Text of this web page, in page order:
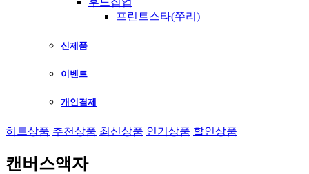
프린트스타(쭈리)
신제품
이벤트
개인결제
히트상품 추천상품 최신상품 인기상품 할인상품
캔버스액자